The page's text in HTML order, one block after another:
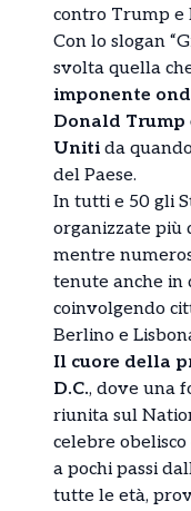
contro Trump e
Con lo slogan
svolta quella
imponente
Donald Trump
Uniti da
del Paese.
In tutti e 50 gli
organizzate più
mentre
tenute anche in
coinvolgendo
Berlino e
Il cuore della
D.C., dove una
riunita sul
celebre
a pochi passi
tutte le età,